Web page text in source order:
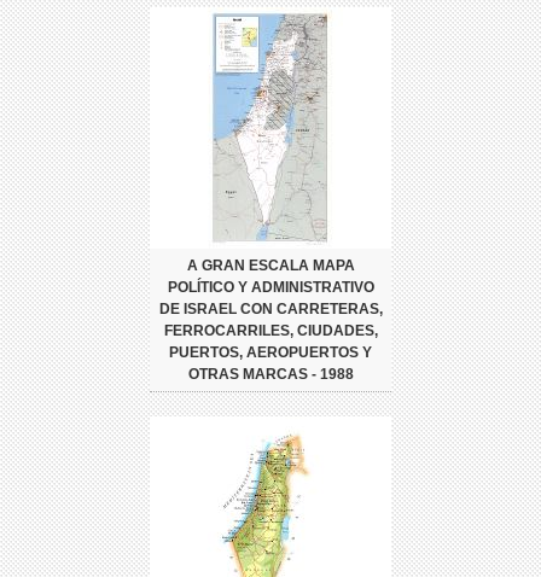
A GRAN ESCALA MAPA
POLÍTICO Y ADMINISTRATIVO
DE ISRAEL CON CARRETERAS,
FERROCARRILES, CIUDADES,
PUERTOS, AEROPUERTOS Y
OTRAS MARCAS - 1988